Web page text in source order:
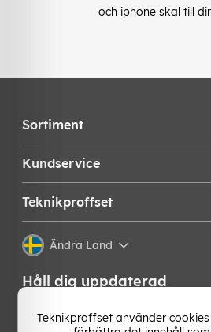
och iphone skal till
Sortiment
Kundservice
Teknikproffset
Ändra Land
Håll dig uppdaterad
Få de senaste nyheterna, hetaste
bästa tipsen från oss direkt i din
Teknikproffset använder